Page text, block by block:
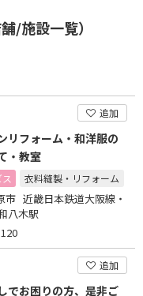
/施設一覧）
追加
リフォーム・和洋服の
・教室
衣料縫製・リフォーム
市 近畿日本鉄道大阪線・
八木駅
追加
でお困りの方、是非ご